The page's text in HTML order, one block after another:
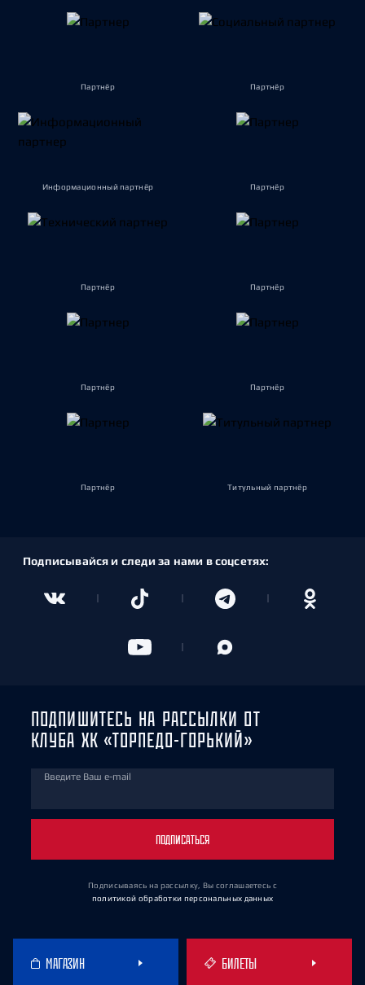
Партнёр Партнёр
Информационный партнёр Партнёр
Партнёр Партнёр
Партнёр Партнёр
Партнёр Титульный партнёр
Подписывайся и следи за нами в соцсетях:
ПОДПИШИТЕСЬ НА РАССЫЛКИ ОТ
КЛУБА ХК «ТОРПЕДО-ГОРЬКИЙ»
Введите Ваш e-mail
ПОДПИСАТЬСЯ
Подписываясь на рассылку, Вы соглашаетесь с
политикой обработки персональных данных
МАГАЗИН БИЛЕТЫ